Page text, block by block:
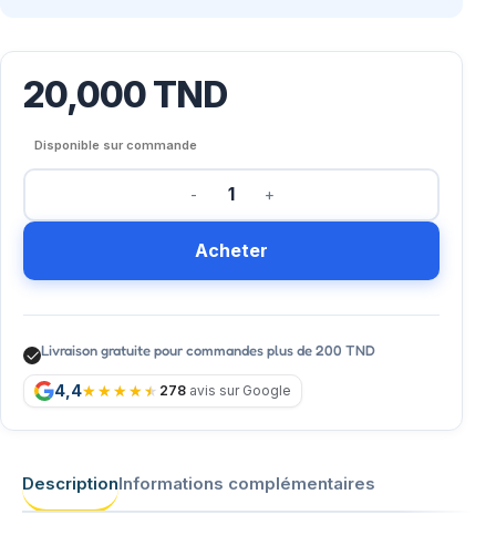
20,000TND
Disponible sur commande
Acheter
Livraison gratuite pour commandes plus de 200 TND
4,4 278 avis sur Google
DescriptionInformations complémentaires